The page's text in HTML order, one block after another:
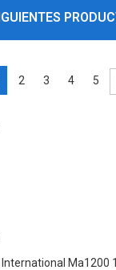
2 3 4 5
Ma1200